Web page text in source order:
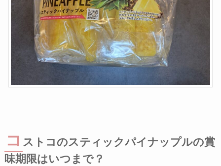
コ ストコのスティックパイナップルの賞
味期限はいつまで？